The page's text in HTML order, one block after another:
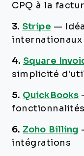
CPQ à la
3. Stripe —
internationaux
4. Square
simplicité
5. QuickBooks
6. Zoho Billing
intégrations